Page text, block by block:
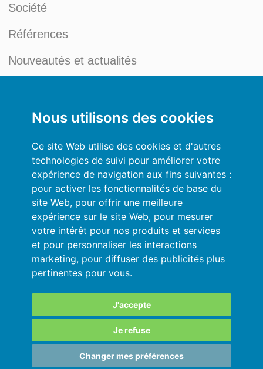
Nous utilisons des cookies
Ce site Web utilise des cookies et d'autres
technologies de suivi pour améliorer votre
expérience de navigation aux fins suivantes :
pour activer les fonctionnalités de base du
site Web, pour offrir une meilleure
expérience sur le site Web, pour mesurer
votre intérêt pour nos produits et services
et pour personnaliser les interactions
marketing, pour diffuser des publicités plus
pertinentes pour vous.
J'accepte
Je refuse
Changer mes préférences
Société
Références
Nouveautés et actualités
Mon compte
Conditions générales
Politique de Confidentialité
Se connecter
Ressources
Aide en ligne
Importez vos données en automatique
Vos données sont en sécurité
SARL au capital de 180 000€ immatriculée